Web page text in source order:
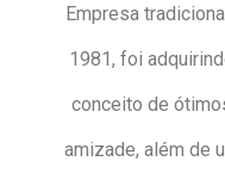
Empresa
1981, foi
conceito de
amizade, além de